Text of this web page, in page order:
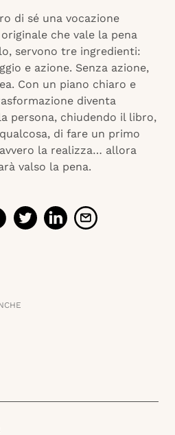
di sé una vocazione
che vale la pena
servono tre ingredienti:
e azione. Senza azione,
Con un piano chiaro e
diventa
persona, chiudendo il libro,
di fare un primo
la realizza… allora
valso la pena.